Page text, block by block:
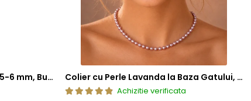
Cercei Perle Naturale Negre 5-6 mm, Buton AAA, Aur 14K (aur 585), Tip Șurub | KASKADDA® Colier cu Perle Lavanda la Baza Gatului, de 4-5 mm, Perle Rare, Calitate AAA+, Aur 14K | KASKADDA®
Achizitie verificata